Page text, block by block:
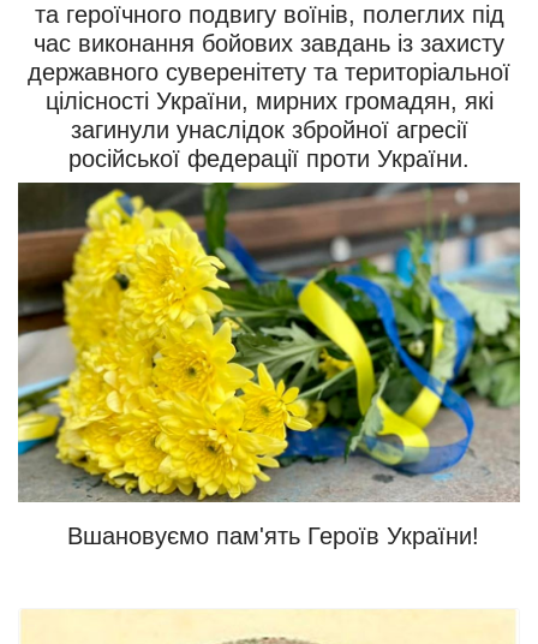
та героїчного подвигу воїнів, полеглих під
час виконання бойових завдань із захисту
державного суверенітету та територіальної
цілісності України, мирних громадян, які
загинули унаслідок збройної агресії
російської федерації проти України.
Вшановуємо пам'ять Героїв України!